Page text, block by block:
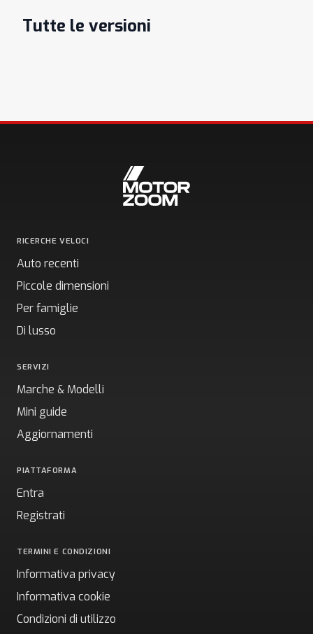
Tutte le versioni
RICERCHE VELOCI
Auto recenti
Piccole dimensioni
Per famiglie
Di lusso
SERVIZI
Marche & Modelli
Mini guide
Aggiornamenti
PIATTAFORMA
Entra
Registrati
TERMINI E CONDIZIONI
Informativa privacy
Informativa cookie
Condizioni di utilizzo